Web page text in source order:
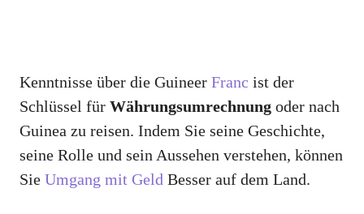
Kenntnisse über die Guineer Franc ist der
Schlüssel für Währungsumrechnung oder nach
Guinea zu reisen. Indem Sie seine Geschichte,
seine Rolle und sein Aussehen verstehen, können
Sie Umgang mit Geld Besser auf dem Land.